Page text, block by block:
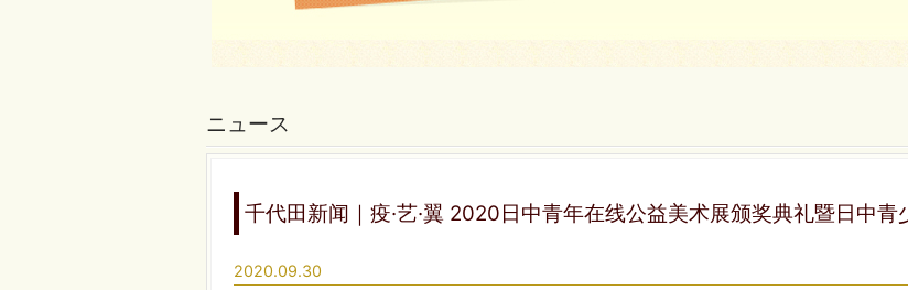
ニュース
千代田新闻｜疫·艺·翼 2020日中青年在线公益美术展颁奖典礼暨日中
2020.09.30